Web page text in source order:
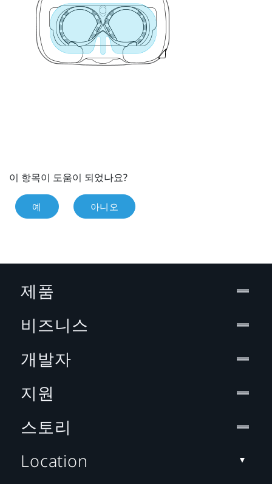
이 항목이 도움이 되었나요?
예 아니오
제품
비즈니스
개발자
지원
스토리
Location